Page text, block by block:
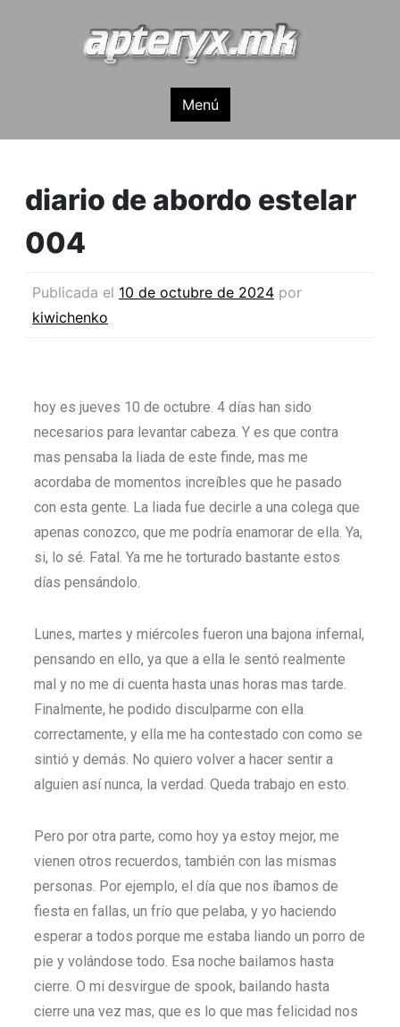
apteryx.mk
Menú
diario de abordo estelar
004
Publicada el 10 de octubre de 2024 por
kiwichenko
hoy es jueves 10 de octubre. 4 días han sido
necesarios para levantar cabeza. Y es que contra
mas pensaba la liada de este finde, mas me
acordaba de momentos increíbles que he pasado
con esta gente. La liada fue decirle a una colega que
apenas conozco, que me podría enamorar de ella. Ya,
si, lo sé. Fatal. Ya me he torturado bastante estos
días pensándolo.
Lunes, martes y miércoles fueron una bajona infernal,
pensando en ello, ya que a ella le sentó realmente
mal y no me di cuenta hasta unas horas mas tarde.
Finalmente, he podido disculparme con ella
correctamente, y ella me ha contestado con como se
sintió y demás. No quiero volver a hacer sentir a
alguien así nunca, la verdad. Queda trabajo en esto.
Pero por otra parte, como hoy ya estoy mejor, me
vienen otros recuerdos, también con las mismas
personas. Por ejemplo, el día que nos íbamos de
fiesta en fallas, un frío que pelaba, y yo haciendo
esperar a todos porque me estaba liando un porro de
pie y volándose todo. Esa noche bailamos hasta
cierre. O mi desvirgue de spook, bailando hasta
cierre una vez mas, que es lo que mas felicidad nos